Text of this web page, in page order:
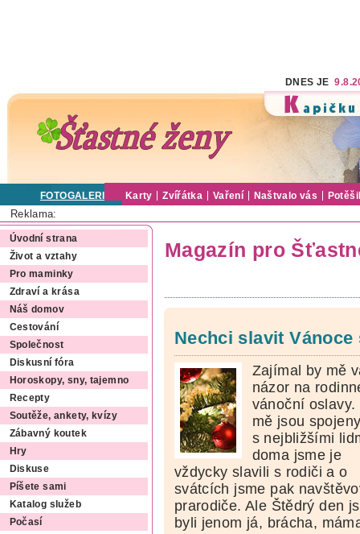
DNES JE
FOTOGALERIE Karty Zvířátka Vaření Naštvalo vás
Reklama:
Úvodní strana
Život a vztahy
Pro maminky
Zdraví a krása
Náš domov
Cestování
Společnost
Diskusní fóra
Horoskopy, sny, tajemno
Recepty
Soutěže, ankety, kvízy
Zábavný koutek
Hry
Diskuse
Píšete sami
Katalog služeb
Počasí
Magazín pro
Nechci slavit
Zajímal by mě
názor na
vánoční oslavy.
mě jsou
s nejbližšími
doma jsme je
vždycky slavili s rodiči a o
svátcích jsme pak
prarodiče. Ale Štědrý den
byli jenom já, brácha,